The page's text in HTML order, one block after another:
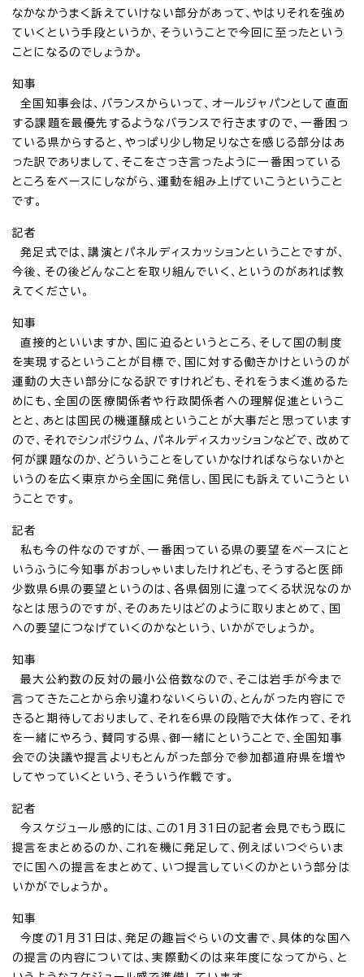
なかなかうまく訴えていけない部分があって、やはりそれを強め
ていくという手段というか、そういうことで今回に至ったという
ことになるのでしょうか。
知事
全国知事会は、バランスからいって、オールジャパンとして直面
する課題を最優先するようなバランスで行きますので、一番困っ
ている県からすると、やっぱり少し物足りなさを感じる部分はあ
った訳でありまして、そこをさっき言ったように一番困っている
ところをベースにしながら、運動を組み上げていこうということ
です。
記者
発足式では、講演とパネルディスカッションということですが、
今後、その後どんなことを取り組んでいく、というのがあれば教
えてください。
知事
直接的といいますか、国に迫るというところ、そして国の制度
を実現するということが目標で、国に対する働きかけというのが
運動の大きい部分になる訳ですけれども、それをうまく進めるた
めにも、全国の医療関係者や行政関係者への理解促進というこ
とと、あとは国民の機運醸成ということが大事だと思っています
ので、それでシンポジウム、パネルディスカッションなどで、改めて
何が課題なのか、どういうことをしていかなければならないかと
いうのを広く東京から全国に発信し、国民にも訴えていこうとい
うことです。
記者
私も今の件なのですが、一番困っている県の要望をベースにと
いうふうに今知事がおっしゃいましたけれども、そうすると医師
少数県6県の要望というのは、各県個別に違ってくる状況なのか
なとは思うのですが、そのあたりはどのように取りまとめて、国
への要望につなげていくのかなという、いかがでしょうか。
知事
最大公約数の反対の最小公倍数なので、そこは岩手が今まで
言ってきたことから余り違わないくらいの、とんがった内容にで
きると期待しておりまして、それを6県の段階で大体作って、それ
を一緒にやろう、賛同する県、御一緒にということで、全国知事
会での決議や提言よりもとんがった部分で参加都道府県を増や
してやっていくという、そういう作戦です。
記者
今スケジュール感的には、この1月31日の記者会見でもう既に
提言をまとめるのか、これを機に発足して、例えばいつぐらいま
でに国への提言をまとめて、いつ提言していくのかという部分は
いかがでしょうか。
知事
今度の1月31日は、発足の趣旨ぐらいの文書で、具体的な国へ
の提言の内容については、実際動くのは来年度になってから、と